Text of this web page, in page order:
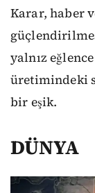
Karar, haber
yalnız
üretimindeki
bir eşik.
DÜNYA